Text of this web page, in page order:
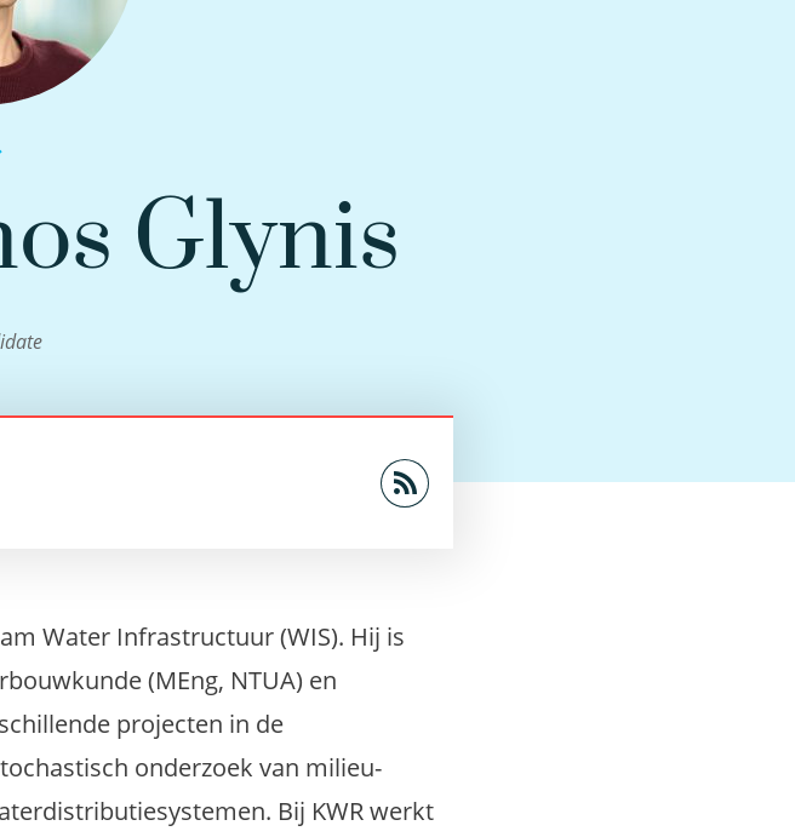
Glynis
Water Infrastructuur (WIS). Hij is
(MEng, NTUA) en
projecten in de
onderzoek van milieu-
Bij KWR werkt